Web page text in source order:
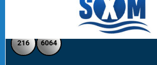
SXM Noche - Pick 3 Pick
216 6064